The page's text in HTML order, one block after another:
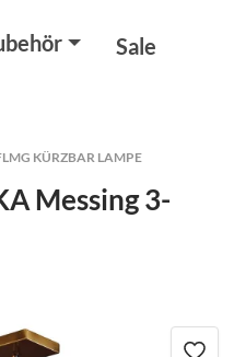
Sale
KÜRZBAR LAMPE
Messing 3-